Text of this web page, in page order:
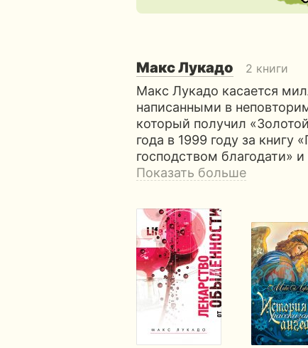
Макс Лукадо 2 книги
Макс Лукадо касается
написанными в
который получил
года в 1999 году за
господством благодати»
Показать больше